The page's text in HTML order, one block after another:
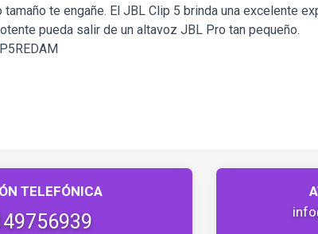
te engañe. El JBL Clip 5 brinda una excelente
pueda salir de un altavoz JBL Pro tan pequeño.
TELEFÓNICA